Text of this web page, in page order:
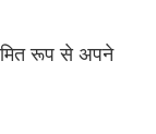
रूप से अपने